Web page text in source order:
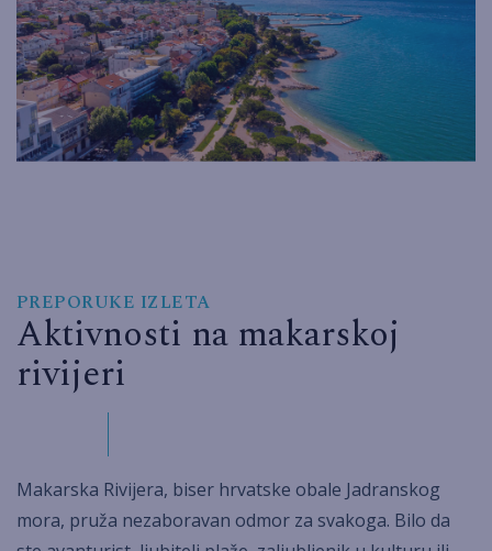
PREPORUKE IZLETA
Aktivnosti na makarskoj
rivijeri
Makarska Rivijera, biser hrvatske obale Jadranskog
mora, pruža nezaboravan odmor za svakoga. Bilo da